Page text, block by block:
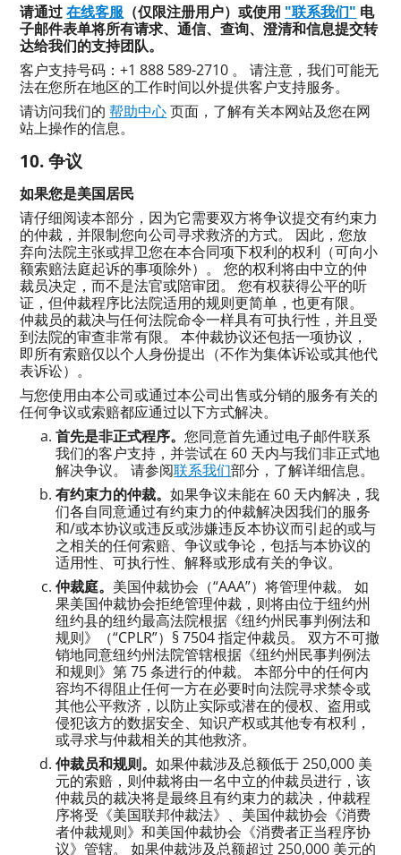
请通过在线客服 （仅限注册用户）或使用 "联系我们" 电
子邮件表单将所有请求、通信、查询、澄清和信息提交转
达给我们的支持团队。
客户支持号码：+1 888 589-2710 。 请注意，我们可能无
法在您所在地区的工作时间以外提供客户支持服务。
请访问我们的帮助中心页面，了解有关本网站及您在网
站上操作的信息。
争议
如果您是美国居民
请仔细阅读本部分，因为它需要双方将争议提交有约束力
的仲裁，并限制您向公司寻求救济的方式。 因此，您放
弃向法院主张或捍卫您在本合同项下权利的权利（可向小
额索赔法庭起诉的事项除外）。 您的权利将由中立的仲
裁员决定，而不是法官或陪审团。 您有权获得公平的听
证，但仲裁程序比法院适用的规则更简单，也更有限。
仲裁员的裁决与任何法院命令一样具有可执行性，并且受
到法院的审查非常有限。 本仲裁协议还包括一项协议，
即所有索赔仅以个人身份提出（不作为集体诉讼或其他代
表诉讼）。
与您使用由本公司或通过本公司出售或分销的服务有关的
任何争议或索赔都应通过以下方式解决。
首先是非正式程序。您同意首先通过电子邮件联系
我们的客户支持，并尝试在 60 天内与我们非正式地
解决争议。 请参阅联系我们部分，了解详细信息。
有约束力的仲裁。如果争议未能在 60 天内解决，我
们各自同意通过有约束力的仲裁解决因我们的服务
和/或本协议或违反或涉嫌违反本协议而引起的或与
之相关的任何索赔、争议或争论，包括与本协议的
适用性、可执行性、解释或形成有关的争议。
仲裁庭。 美国仲裁协会（“AAA”）将管理仲裁。 如
果美国仲裁协会拒绝管理仲裁，则将由位于纽约州
纽约县的纽约最高法院根据《纽约州民事判例法和
规则》（“CPLR”）§ 7504 指定仲裁员。 双方不可撤
销地同意纽约州法院管辖根据《纽约州民事判例法
和规则》第 75 条进行的仲裁。 本部分中的任何内
容均不得阻止任何一方在必要时向法院寻求禁令或
其他公平救济，以防止实际或潜在的侵权、盗用或
侵犯该方的数据安全、知识产权或其他专有权利，
或寻求与仲裁相关的其他救济。
仲裁员和规则。如果仲裁涉及总额低于 250,000 美
元的索赔，则仲裁将由一名中立的仲裁员进行，该
仲裁员的裁决将是最终且有约束力的裁决，仲裁程
序将受《美国联邦仲裁法》、美国仲裁协会《消费
者仲裁规则》和美国仲裁协会《消费者正当程序协
议》管辖。 如果仲裁涉及总额超过 250,000 美元的